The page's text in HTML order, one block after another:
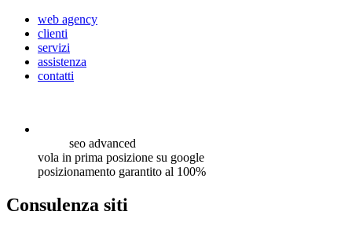
web agency
clienti
servizi
assistenza
contatti
seo advanced
vola in prima posizione su google
posizionamento garantito al 100%
Consulenza siti